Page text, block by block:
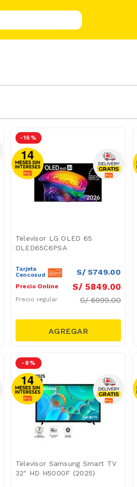
-16 %
Televisor LG OLED 65
OLED65C6PSA
Tarjeta
Cencosud
S/ 5749.00
Precio Online S/ 5849.00
Precio regular S/6999.00
- 8 %
Televisor Samsung Smart TV
32" HD H5000F (2025)